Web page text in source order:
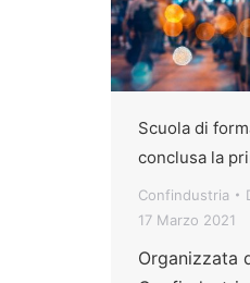
Scuola di
conclusa la
Confindustria
17 Marzo 2021
Organizzata